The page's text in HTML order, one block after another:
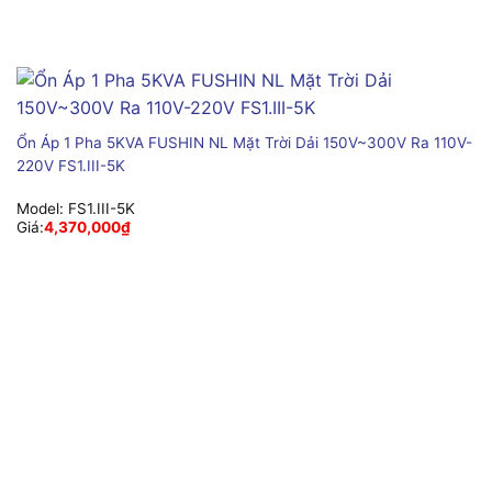
Ổn Áp 1 Pha 5KVA FUSHIN NL Mặt Trời Dải 150V~300V Ra 110V-
220V FS1.III-5K
Model: FS1.III-5K
Giá:4,370,000₫